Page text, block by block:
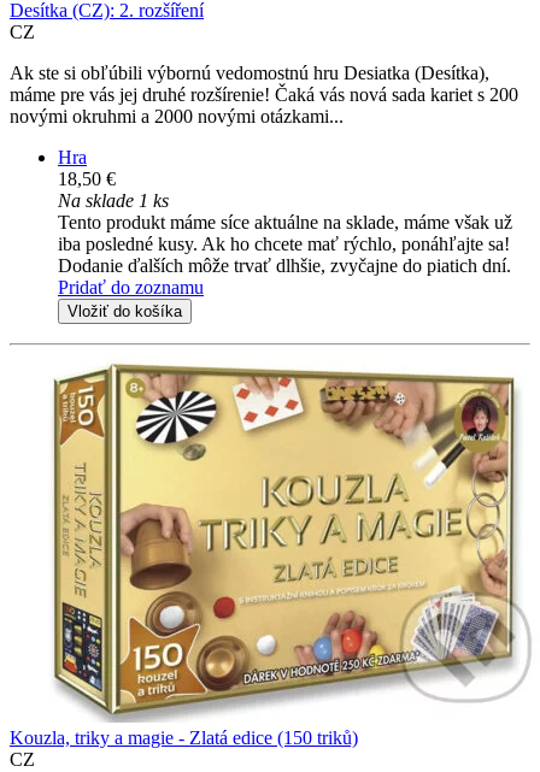
Desítka (CZ): 2. rozšíření
CZ
Ak ste si obľúbili výbornú vedomostnú hru Desiatka (Desítka),
máme pre vás jej druhé rozšírenie! Čaká vás nová sada kariet s 200
novými okruhmi a 2000 novými otázkami...
Hra
18,50 €
Na sklade 1 ks
Tento produkt máme síce aktuálne na sklade, máme však už
iba posledné kusy. Ak ho chcete mať rýchlo, ponáhľajte sa!
Dodanie ďalších môže trvať dlhšie, zvyčajne do piatich dní.
Pridať do zoznamu
Vložiť do košíka
Kouzla, triky a magie - Zlatá edice (150 triků)
CZ